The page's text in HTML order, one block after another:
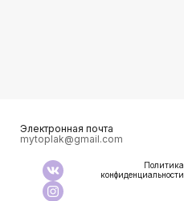
Электронная почта
mytoplak@gmail.com
Политика
конфиденциальности